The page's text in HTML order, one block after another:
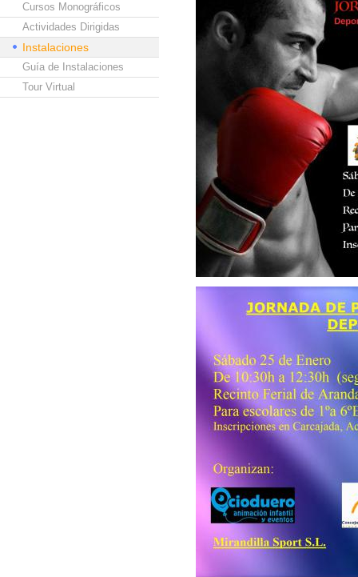
Cursos Monográficos
Actividades Dirigidas
Instalaciones
Guía de Instalaciones
Tour Virtual